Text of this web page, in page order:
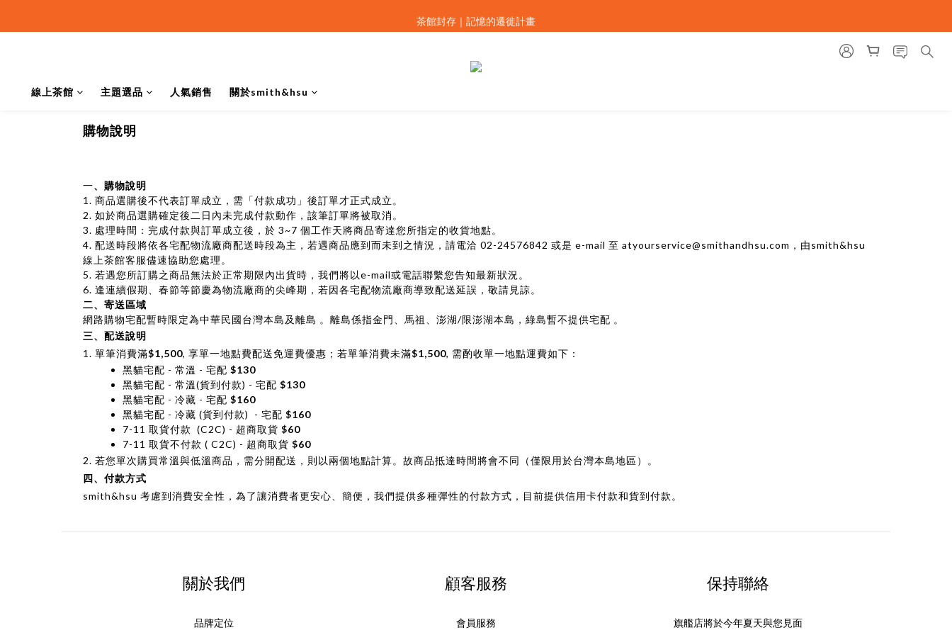
設計上海｜smith&hsu 全系列器物發表
茶館封存｜記憶的遷徙計畫
線上茶館
主題選品 人氣銷售 關於smith&hsu
購物說明
一、 購物說明
1. 商品選購後不代表訂單成立，需「付款成功」後訂單才正式成立。
2. 如於商品選購確定後二日內未完成付款動作，該筆訂單將被取消。
3. 處理時間：完成付款與訂單成立後，於 3~7 個工作天將商品寄達您所指定的收貨地點。
4. 配送時段將依各宅配物流廠商配送時段為主，若遇商品應到而未到之情況，請電洽 02-24576842 或是 e-mail 至 atyourservice@smithandhsu.com，由smith&hsu
線上茶館客服儘速協助您處理。
5. 若遇您所訂購之商品無法於正常期限內出貨時，我們將以e-mail或電話聯繫您告知最新狀況。
6. 逢連續假期、春節等節慶為物流廠商的尖峰期，若因各宅配物流廠商導致配送延誤，敬請見諒。
二、 寄送區域
網路購物宅配暫時限定為中華民國台灣本島及離島 。離島係指金門、馬祖、澎湖/限澎湖本島，綠島暫不提供宅配 。
三、 配送說明
1. 單筆消費滿$1,500, 享單一地點費配送免運費優惠；若單筆消費未滿$1,500, 需酌收單一地點運費如下：
黑貓宅配 - 常溫 - 宅配 $130
黑貓宅配 - 常溫(貨到付款) - 宅配 $130
黑貓宅配 - 冷藏 - 宅配 $160
黑貓宅配 - 冷藏 (貨到付款) - 宅配 $160
7-11 取貨付款 (C2C) - 超商取貨 $60
7-11 取貨不付款 ( C2C) - 超商取貨 $60
2. 若您單次購買常溫與低溫商品，需分開配送，則以兩個地點計算。故商品抵達時間將會不同（僅限用於台灣本島地區）。
四、 付款方式
smith&hsu 考慮到消費安全性，為了讓消費者更安心、簡便，我們提供多種彈性的付款方式， 目前提供信用卡付款和貨到付款。
關於我們
品牌定位
顧客服務
會員服務
保持聯絡
旗艦店將於今年夏天與您見面